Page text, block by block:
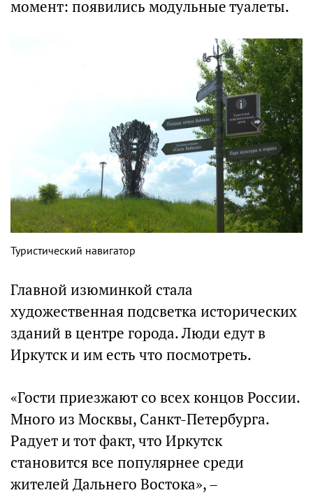
момент: появились модульные туалеты.
Туристический навигатор
Главной изюминкой стала
художественная подсветка исторических
зданий в центре города. Люди едут в
Иркутск и им есть что посмотреть.
«Гости приезжают со всех концов России.
Много из Москвы, Санкт-Петербурга.
Радует и тот факт, что Иркутск
становится все популярнее среди
жителей Дальнего Востока», –